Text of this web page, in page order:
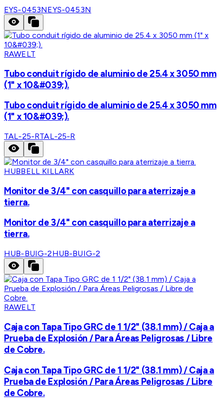
EYS-0453NEYS-0453N
RAWELT
Tubo conduit rígido de aluminio de 25.4 x 3050 mm
(1" x 10&#039;).
Tubo conduit rígido de aluminio de 25.4 x 3050 mm
(1" x 10&#039;).
TAL-25-RTAL-25-R
HUBBELL KILLARK
Monitor de 3/4" con casquillo para aterrizaje a
tierra.
Monitor de 3/4" con casquillo para aterrizaje a
tierra.
HUB-BUIG-2HUB-BUIG-2
RAWELT
Caja con Tapa Tipo GRC de 1 1/2" (38.1 mm) / Caja a
Prueba de Explosión / Para Áreas Peligrosas / Libre
de Cobre.
Caja con Tapa Tipo GRC de 1 1/2" (38.1 mm) / Caja a
Prueba de Explosión / Para Áreas Peligrosas / Libre
de Cobre.